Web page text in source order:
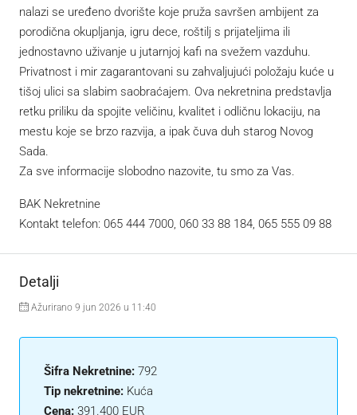
nalazi se uređeno dvorište koje pruža savršen ambijent za
porodična okupljanja, igru dece, roštilj s prijateljima ili
jednostavno uživanje u jutarnjoj kafi na svežem vazduhu.
Privatnost i mir zagarantovani su zahvaljujući položaju kuće u
tišoj ulici sa slabim saobraćajem. Ova nekretnina predstavlja
retku priliku da spojite veličinu, kvalitet i odličnu lokaciju, na
mestu koje se brzo razvija, a ipak čuva duh starog Novog
Sada.
Za sve informacije slobodno nazovite, tu smo za Vas.
BAK Nekretnine
Kontakt telefon: 065 444 7000, 060 33 88 184, 065 555 09 88
Detalji
Ažurirano 9 jun 2026 u 11:40
Šifra Nekretnine: 792
Tip nekretnine: Kuća
Cena: 391.400 EUR